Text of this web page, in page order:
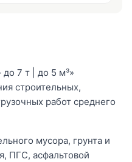
7 т | до 5 м³»
строительных,
работ среднего
мусора, грунта и
ПГС, асфальтовой